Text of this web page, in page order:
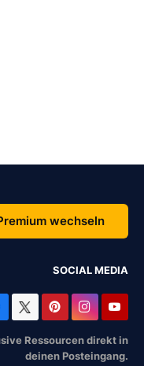
wechseln
SOCIAL MEDIA
Ressourcen direkt in
deinen Posteingang.